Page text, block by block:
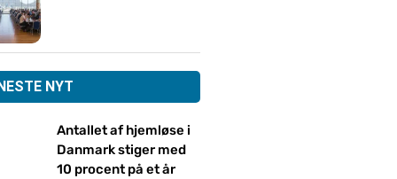
NYT
Antallet af hjemløse i
Danmark stiger med
10 procent på et år